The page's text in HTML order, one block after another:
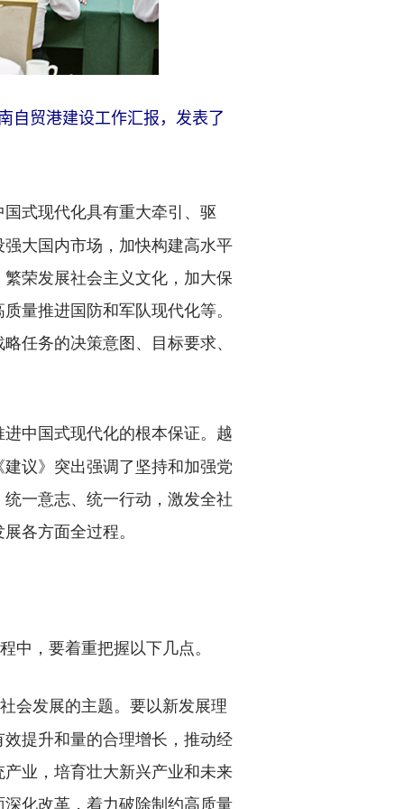
贸港建设工作汇报，发表了
式现代化具有重大牵引、驱
大国内市场，加快构建高水平
荣发展社会主义文化，加大保
量推进国防和军队现代化等。
任务的决策意图、目标要求、
中国式现代化的根本保证。越
议》突出强调了坚持和加强党
一意志、统一行动，激发全社
各方面全过程。
，要着重把握以下几点。
会发展的主题。要以新发展理
提升和量的合理增长，推动经
业，培育壮大新兴产业和未来
化改革，着力破除制约高质量